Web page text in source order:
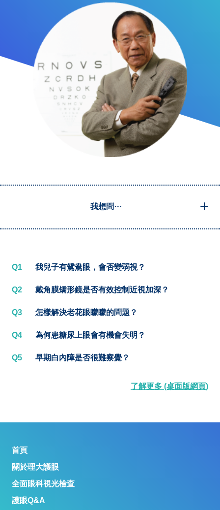
我想問⋯
Q1 我兒子有鴛鴦眼，會否變弱視？
Q2 戴角膜矯形鏡是否有效控制近視加深？
Q3 怎樣解決老花眼矇矇的問題？
Q4 為何患糖尿上眼會有機會失明？
Q5 早期白內障是否很難察覺？
了解更多 (桌面版網頁)
首頁
關於理大護眼
全面眼科視光檢查
護眼Q&A